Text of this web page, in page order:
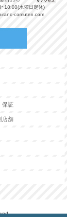
水曜日定休)
comuten.com
保証
店舗